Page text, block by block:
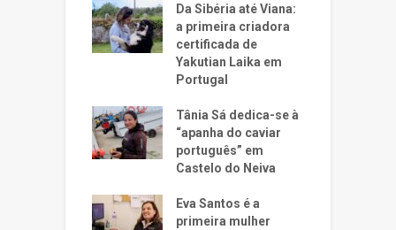
Da Sibéria até Viana:
a primeira criadora
certificada de
Yakutian Laika em
Portugal
Tânia Sá dedica-se à
“apanha do caviar
português” em
Castelo do Neiva
Eva Santos é a
primeira mulher